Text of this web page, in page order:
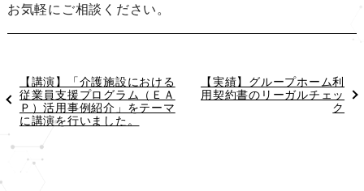
お気軽にご相談ください。
過
去
の
投
【講演】「介護施設における
従業員支援プログラム（ＥＡ
Ｐ）活用事例紹介」をテーマ
に講演を行いました。
次
の
【実績】グループホーム利
用契約書のリーガルチェッ
ク